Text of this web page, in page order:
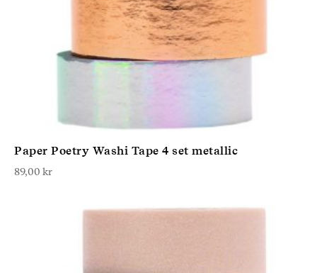
Paper Poetry Washi Tape 4 set metallic
89,00 kr